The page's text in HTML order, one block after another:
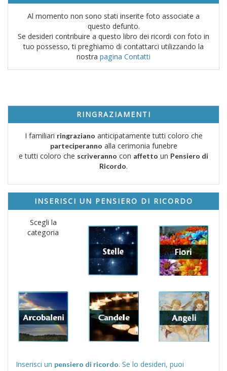
Al momento non sono stati inserite foto associate a
questo defunto.
Se desideri contribuire a questo libro dei ricordi con foto in
tuo possesso, ti preghiamo di contattarci utilizzando la
nostra pagina Contatti
RINGRAZIAMENTI
I familiari ringraziano anticipatamente tutti coloro che
parteciperanno alla cerimonia funebre
e tutti coloro che scriveranno con affetto un Pensiero di
Ricordo.
INSERISCI UN PENSIERO DI RICORDO
Scegli la
categoria
Inserisci un pensiero di ricordo. Se lo desideri, puoi